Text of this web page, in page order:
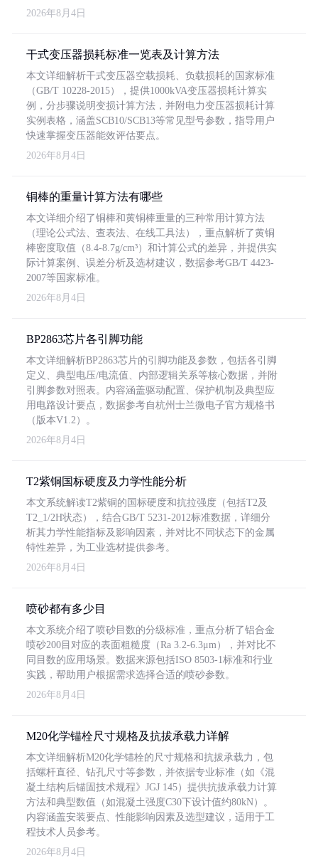
2026年8月4日
干式变压器损耗标准一览表及计算方法
本文详细解析干式变压器空载损耗、负载损耗的国家标准
（GB/T 10228-2015），提供1000kVA变压器损耗计算实
例，分步骤说明变损计算方法，并附电力变压器损耗计算
实例表格，涵盖SCB10/SCB13等常见型号参数，指导用户
快速掌握变压器能效评估要点。
2026年8月4日
铜棒的重量计算方法有哪些
本文详细介绍了铜棒和黄铜棒重量的三种常用计算方法
（理论公式法、查表法、在线工具法），重点解析了黄铜
棒密度取值（8.4-8.7g/cm³）和计算公式的差异，并提供实
际计算案例、误差分析及选材建议，数据参考GB/T 4423-
2007等国家标准。
2026年8月4日
BP2863芯片各引脚功能
本文详细解析BP2863芯片的引脚功能及参数，包括各引脚
定义、典型电压/电流值、内部逻辑关系等核心数据，并附
引脚参数对照表。内容涵盖驱动配置、保护机制及典型应
用电路设计要点，数据参考自杭州士兰微电子官方规格书
（版本V1.2）。
2026年8月4日
T2紫铜国标硬度及力学性能分析
本文系统解读T2紫铜的国标硬度和抗拉强度（包括T2及
T2_1/2H状态），结合GB/T 5231-2012标准数据，详细分
析其力学性能指标及影响因素，并对比不同状态下的金属
特性差异，为工业选材提供参考。
2026年8月4日
喷砂都有多少目
本文系统介绍了喷砂目数的分级标准，重点分析了铝合金
喷砂200目对应的表面粗糙度（Ra 3.2-6.3μm），并对比不
同目数的应用场景。数据来源包括ISO 8503-1标准和行业
实践，帮助用户根据需求选择合适的喷砂参数。
2026年8月4日
M20化学锚栓尺寸规格及抗拔承载力详解
本文详细解析M20化学锚栓的尺寸规格和抗拔承载力，包
括螺杆直径、钻孔尺寸等参数，并依据专业标准（如《混
凝土结构后锚固技术规程》JGJ 145）提供抗拔承载力计算
方法和典型数值（如混凝土强度C30下设计值约80kN）。
内容涵盖安装要点、性能影响因素及选型建议，适用于工
程技术人员参考。
2026年8月4日